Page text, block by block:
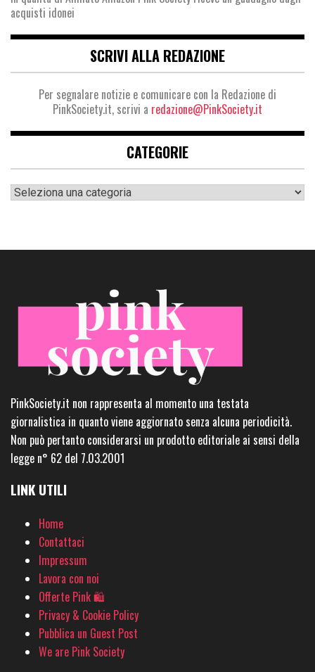
acquisti idonei
SCRIVI ALLA REDAZIONE
Per segnalare notizie e comunicare con la Redazione di
PinkSociety.it, scrivi a redazione@PinkSociety.it
CATEGORIE
Categorie
PinkSociety.it non rappresenta al momento una testata
giornalistica in quanto viene aggiornato senza alcuna periodicità.
Non può pertanto considerarsi un prodotto editoriale ai sensi della
legge n° 62 del 7.03.2001
LINK UTILI
Home
Contattaci
Impressum
Lavora con noi
Offerte Pink 🛍
Privacy & Cookie Policy
Pubblica un Guest Post
We are Pink Society